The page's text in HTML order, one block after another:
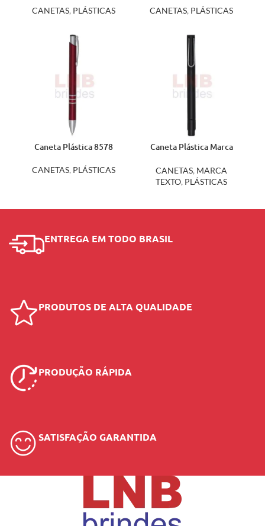
CANETAS, PLÁSTICAS CANETAS, PLÁSTICAS
Caneta Plástica 8578
CANETAS, PLÁSTICAS
Caneta Plástica Marca
CANETAS, MARCA
TEXTO, PLÁSTICAS
ENTREGA EM TODO BRASIL
PRODUTOS DE ALTA QUALIDADE
PRODUÇÃO RÁPIDA
SATISFAÇÃO GARANTIDA